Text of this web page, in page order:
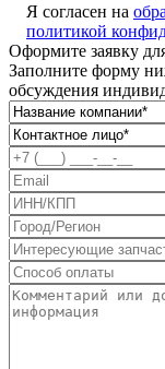
Я согласен на
политикой
Оформите заявку
Заполните форму
обсуждения